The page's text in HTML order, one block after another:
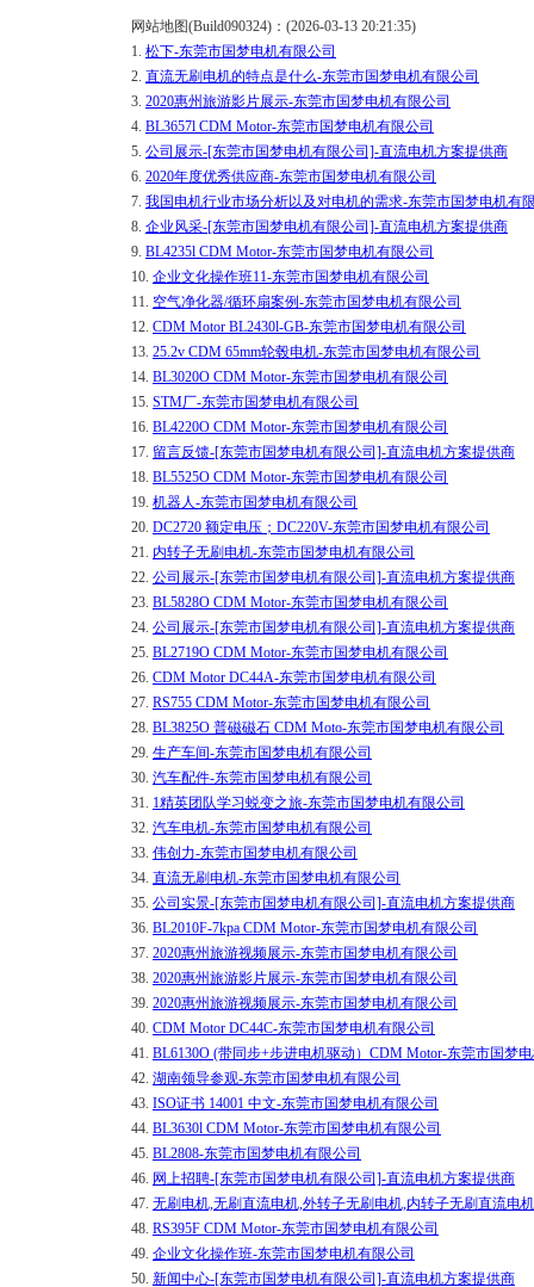
网站地图(Build090324)：(2026-03-13 20:21:35)
1. 松下-东莞市国梦电机有限公司
2. 直流无刷电机的特点是什么-东莞市国梦电机有限公司
3. 2020惠州旅游影片展示-东莞市国梦电机有限公司
4. BL3657l CDM Motor-东莞市国梦电机有限公司
5. 公司展示-[东莞市国梦电机有限公司]-直流电机方案提供商
6. 2020年度优秀供应商-东莞市国梦电机有限公司
7. 我国电机行业市场分析以及对电机的需求-东莞市国梦电机有
8. 企业风采-[东莞市国梦电机有限公司]-直流电机方案提供商
9. BL4235l CDM Motor-东莞市国梦电机有限公司
10. 企业文化操作班11-东莞市国梦电机有限公司
11. 空气净化器/循环扇案例-东莞市国梦电机有限公司
12. CDM Motor BL2430l-GB-东莞市国梦电机有限公司
13. 25.2v CDM 65mm轮毂电机-东莞市国梦电机有限公司
14. BL3020O CDM Motor-东莞市国梦电机有限公司
15. STM厂-东莞市国梦电机有限公司
16. BL4220O CDM Motor-东莞市国梦电机有限公司
17. 留言反馈-[东莞市国梦电机有限公司]-直流电机方案提供商
18. BL5525O CDM Motor-东莞市国梦电机有限公司
19. 机器人-东莞市国梦电机有限公司
20. DC2720 额定电压；DC220V-东莞市国梦电机有限公司
21. 内转子无刷电机-东莞市国梦电机有限公司
22. 公司展示-[东莞市国梦电机有限公司]-直流电机方案提供商
23. BL5828O CDM Motor-东莞市国梦电机有限公司
24. 公司展示-[东莞市国梦电机有限公司]-直流电机方案提供商
25. BL2719O CDM Motor-东莞市国梦电机有限公司
26. CDM Motor DC44A-东莞市国梦电机有限公司
27. RS755 CDM Motor-东莞市国梦电机有限公司
28. BL3825O 普磁磁石 CDM Moto-东莞市国梦电机有限公司
29. 生产车间-东莞市国梦电机有限公司
30. 汽车配件-东莞市国梦电机有限公司
31. 1精英团队学习蜕变之旅-东莞市国梦电机有限公司
32. 汽车电机-东莞市国梦电机有限公司
33. 伟创力-东莞市国梦电机有限公司
34. 直流无刷电机-东莞市国梦电机有限公司
35. 公司实景-[东莞市国梦电机有限公司]-直流电机方案提供商
36. BL2010F-7kpa CDM Motor-东莞市国梦电机有限公司
37. 2020惠州旅游视频展示-东莞市国梦电机有限公司
38. 2020惠州旅游影片展示-东莞市国梦电机有限公司
39. 2020惠州旅游视频展示-东莞市国梦电机有限公司
40. CDM Motor DC44C-东莞市国梦电机有限公司
41. BL6130O (带同步+步进电机驱动）CDM Motor-东莞市国梦
42. 湖南领导参观-东莞市国梦电机有限公司
43. ISO证书 14001 中文-东莞市国梦电机有限公司
44. BL3630l CDM Motor-东莞市国梦电机有限公司
45. BL2808-东莞市国梦电机有限公司
46. 网上招聘-[东莞市国梦电机有限公司]-直流电机方案提供商
47. 无刷电机,无刷直流电机,外转子无刷电机,内转子无刷直流电
48. RS395F CDM Motor-东莞市国梦电机有限公司
49. 企业文化操作班-东莞市国梦电机有限公司
50. 新闻中心-[东莞市国梦电机有限公司]-直流电机方案提供商